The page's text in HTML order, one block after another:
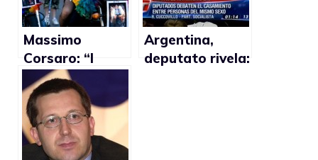
poligamia?”
Massimo
Corsaro: “I
matrimoni gay
hanno causato
la crisi
economica in
Spagna”
Argentina,
deputato rivela: